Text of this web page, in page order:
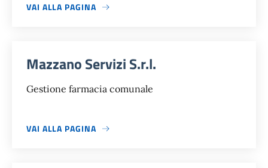
VAI ALLA PAGINA
Mazzano Servizi S.r.l.
Gestione farmacia comunale
VAI ALLA PAGINA